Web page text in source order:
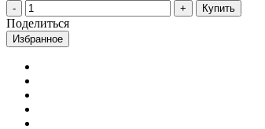
Купить
Поделиться
Избранное